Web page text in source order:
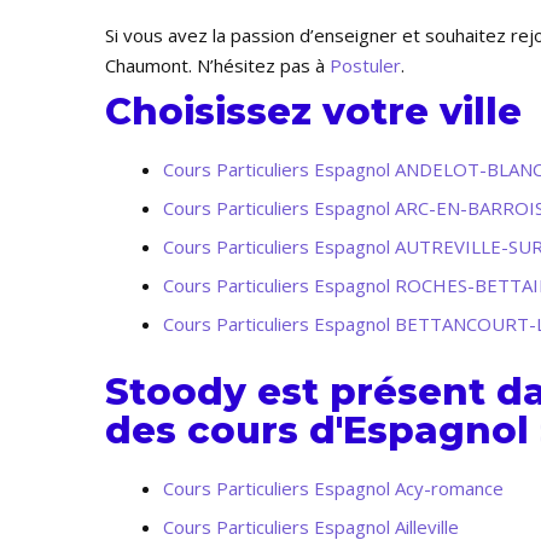
Si vous avez la passion d’enseigner et souhaitez
Chaumont. N’hésitez pas à Postuler.
Choisissez votre ville
Cours Particuliers Espagnol ANDELOT-
Cours Particuliers Espagnol ARC-EN-
Cours Particuliers Espagnol AUTREVILLE-
Cours Particuliers Espagnol ROCHES-
Cours Particuliers Espagnol BETTANCOURT-
Stoody est présent
des cours d'Espagnol
Cours Particuliers Espagnol Acy-romance
Cours Particuliers Espagnol Ailleville